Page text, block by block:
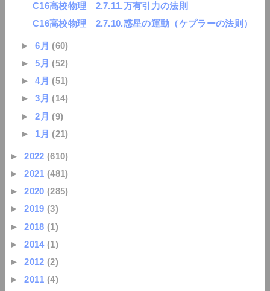
C16高校物理 2.7.11.万有引力の法則
C16高校物理 2.7.10.惑星の運動（ケプラーの法則）
►6月 (60)
►5月 (52)
►4月 (51)
►3月 (14)
►2月 (9)
► 1月 (21)
►2022 (610)
►2021 (481)
►2020 (285)
►2019 (3)
►2018 (1)
►2014 (1)
►2012 (2)
►2011 (4)